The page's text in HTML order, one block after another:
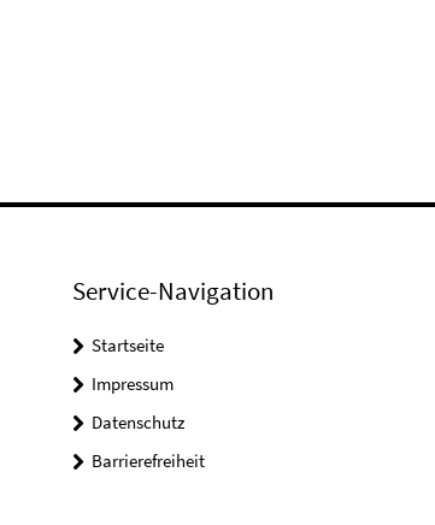
Service-Navigation
Startseite
Impressum
Datenschutz
Barrierefreiheit